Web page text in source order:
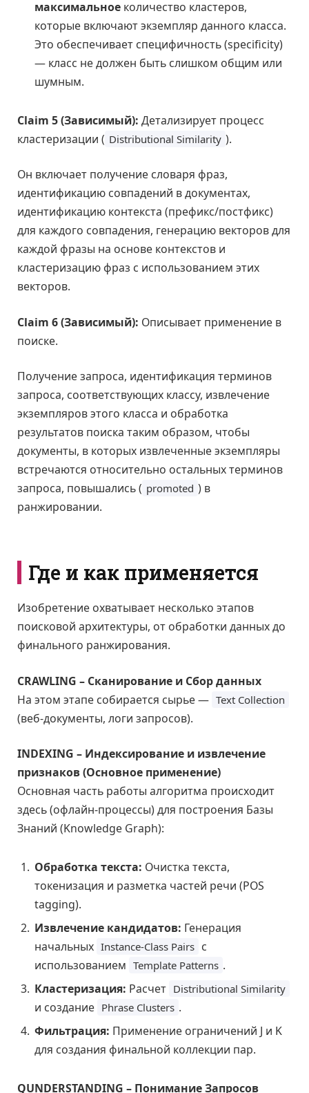
максимальное количество кластеров,
которые включают экземпляр данного класса.
Это обеспечивает специфичность (specificity)
— класс не должен быть слишком общим или
шумным.
Claim 5 (Зависимый): Детализирует процесс
кластеризации ( Distributional Similarity ).
Он включает получение словаря фраз,
идентификацию совпадений в документах,
идентификацию контекста (префикс/постфикс)
для каждого совпадения, генерацию векторов для
каждой фразы на основе контекстов и
кластеризацию фраз с использованием этих
векторов.
Claim 6 (Зависимый): Описывает применение в
поиске.
Получение запроса, идентификация терминов
запроса, соответствующих классу, извлечение
экземпляров этого класса и обработка
результатов поиска таким образом, чтобы
документы, в которых извлеченные экземпляры
встречаются относительно остальных терминов
запроса, повышались ( promoted ) в
ранжировании.
Где и как применяется
Изобретение охватывает несколько этапов
поисковой архитектуры, от обработки данных до
финального ранжирования.
CRAWLING – Сканирование и Сбор данных
На этом этапе собирается сырье — Text Collection
(веб-документы, логи запросов).
INDEXING – Индексирование и извлечение
признаков (Основное применение)
Основная часть работы алгоритма происходит
здесь (офлайн-процессы) для построения Базы
Знаний (Knowledge Graph):
Обработка текста: Очистка текста,
токенизация и разметка частей речи (POS
tagging).
Извлечение кандидатов: Генерация
начальных Instance-Class Pairs с
использованием Template Patterns .
Кластеризация: Расчет Distributional Similarity
и создание Phrase Clusters .
Фильтрация: Применение ограничений J и K
для создания финальной коллекции пар.
QUNDERSTANDING – Понимание Запросов